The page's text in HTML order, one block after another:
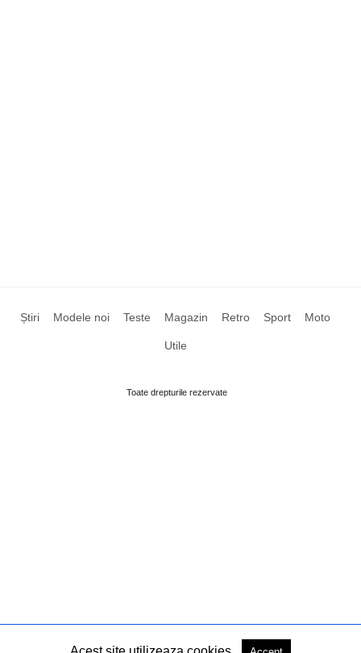
Știri Modele noi Teste Magazin Retro Sport Moto
Utile
Toate drepturile rezervate